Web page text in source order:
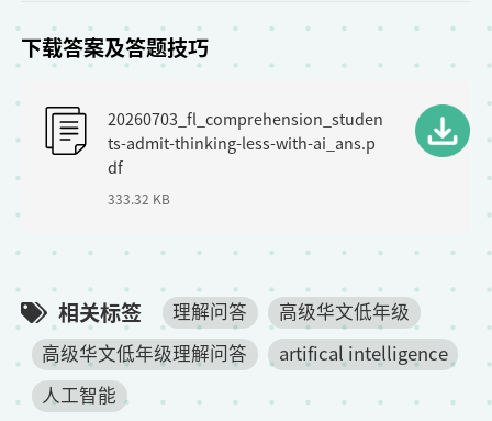
下载答案及答题技巧
20260703_fl_comprehension_studen
ts-admit-thinking-less-with-ai_ans.p
df
333.32 KB
相关标签 理解问答
高级华文低年级
高级华文低年级理解问答
artifical intelligence
人工智能